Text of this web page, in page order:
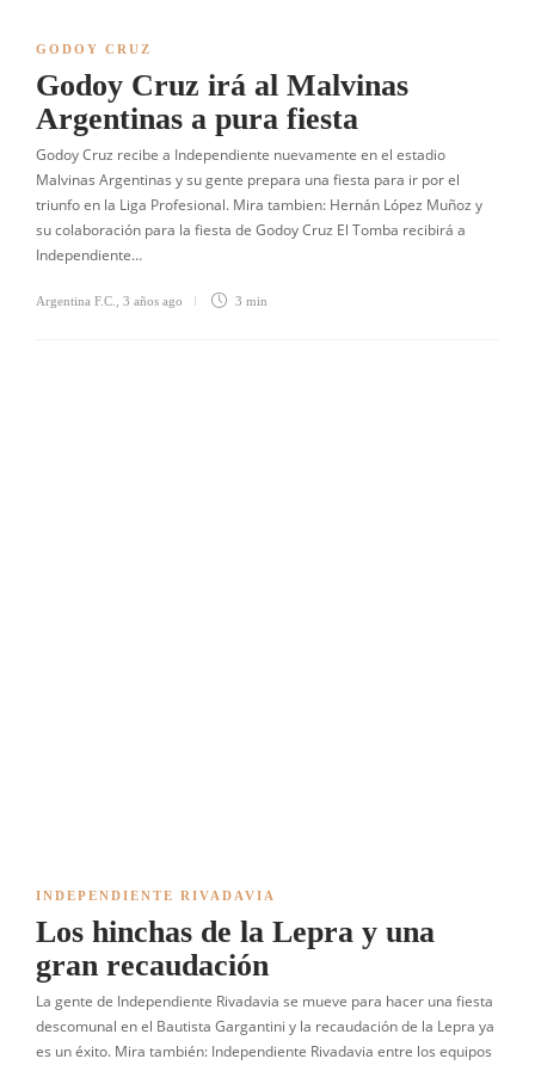
GODOY CRUZ
Godoy Cruz irá al Malvinas
Argentinas a pura fiesta
Godoy Cruz recibe a Independiente nuevamente en el estadio
Malvinas Argentinas y su gente prepara una fiesta para ir por el
triunfo en la Liga Profesional. Mira tambien: Hernán López Muñoz y
su colaboración para la fiesta de Godoy Cruz El Tomba recibirá a
Independiente…
Argentina F.C. 3 años ago 3 min
INDEPENDIENTE RIVADAVIA
Los hinchas de la Lepra y una
gran recaudación
La gente de Independiente Rivadavia se mueve para hacer una fiesta
descomunal en el Bautista Gargantini y la recaudación de la Lepra ya
es un éxito. Mira también: Independiente Rivadavia entre los equipos